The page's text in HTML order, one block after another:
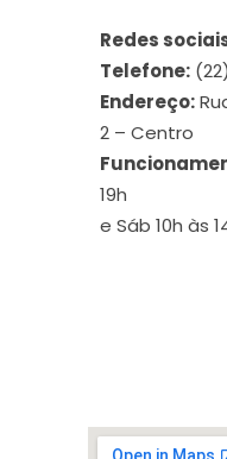
Redes
Telefone:
Endereço:
2 – Centro
19h
e Sáb 10h às